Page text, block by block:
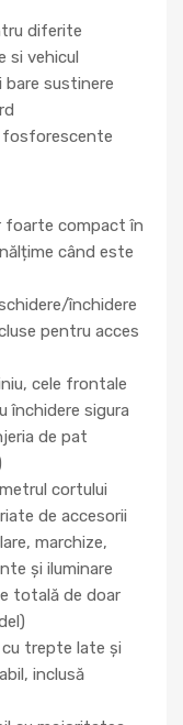
diferite
si vehicul
bare sustinere
fosforescente
foarte compact în
când este
închidere
pentru acces
cele frontale
închidere sigura
de pat
cortului
de accesorii
marchize,
și iluminare
totală de doar
cu trepte late și
inclusă